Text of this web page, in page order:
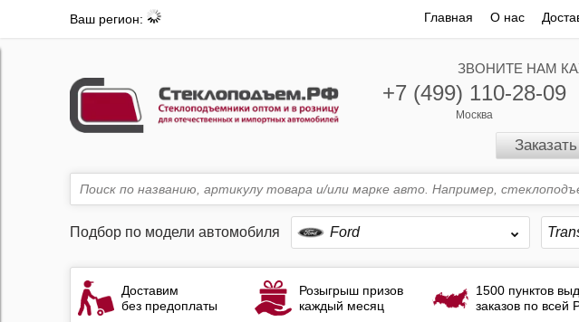
Ваш регион: Главная О нас
ЗВОНИТЕ НАМ
+7 (499) 110-28-09
Москва
Подбор по модели автомобиля Ford
Доставим
без предоплаты
Розыгрыш призов
каждый месяц
1500 пунктов
заказов по всей